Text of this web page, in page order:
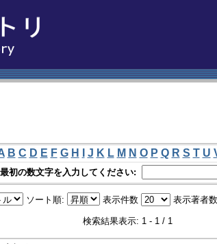
B C D E F G H J K L M N O P Q R S T U
初の数文字を入力してください:
ソート順: 表示件数 表示著者
検索結果表示: 1 - 1 / 1